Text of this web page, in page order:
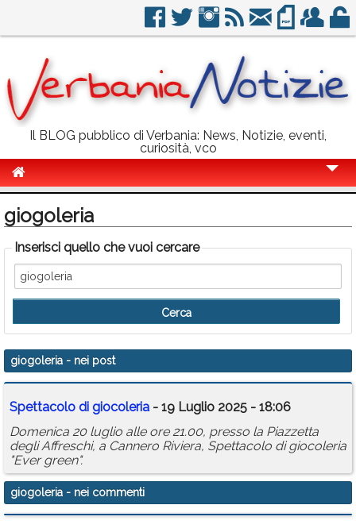
Il BLOG pubblico di Verbania: News, Notizie, eventi,
curiosità, vco
Politica
Sport
Eventi
Info Utili
Rubriche
Calendario
Annunci
giogoleria
Inserisci quello che vuoi cercare
giogoleria - nei post
Spettacolo di giocoleria - 19 Luglio 2025 - 18:06
Domenica 20 luglio alle ore 21.00, presso la Piazzetta
degli Affreschi, a Cannero Riviera, Spettacolo di giocoleria
"Ever green".
giogoleria - nei commenti